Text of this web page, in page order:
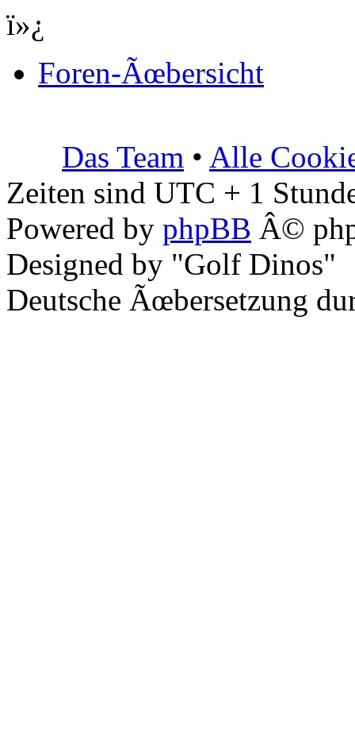
ï»¿
Foren-Ãœbersicht
Das Team • Alle
Zeiten sind UTC + 1
Powered by phpBB Â©
Designed by "Golf Dinos"
Deutsche Ãœbersetzung